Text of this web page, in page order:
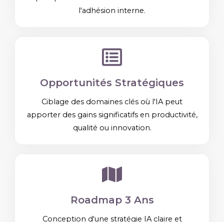
l'adhésion interne.
Opportunités Stratégiques
Ciblage des domaines clés où l'IA peut
apporter des gains significatifs en productivité,
qualité ou innovation.
Roadmap 3 Ans
Conception d'une stratégie IA claire et